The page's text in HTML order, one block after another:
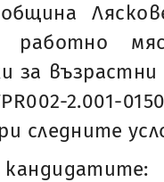
работно
за
2.001-
следните
кандидатите: